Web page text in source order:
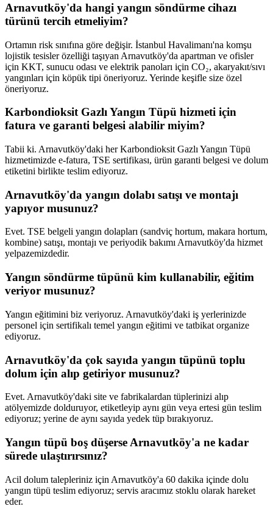
Arnavutköy'da hangi yangın söndürme cihazı
türünü tercih etmeliyim?
Ortamın risk sınıfına göre değişir. İstanbul Havalimanı'na komşu
lojistik tesisler özelliği taşıyan Arnavutköy'da apartman ve ofisler
için KKT, sunucu odası ve elektrik panoları için CO₂, akaryakıt/sıvı
yangınları için köpük tipi öneriyoruz. Yerinde keşifle size özel
öneriyoruz.
Karbondioksit Gazlı Yangın Tüpü hizmeti için
fatura ve garanti belgesi alabilir miyim?
Tabii ki. Arnavutköy'daki her Karbondioksit Gazlı Yangın Tüpü
hizmetimizde e-fatura, TSE sertifikası, ürün garanti belgesi ve dolum
etiketini birlikte teslim ediyoruz.
Arnavutköy'da yangın dolabı satışı ve montajı
yapıyor musunuz?
Evet. TSE belgeli yangın dolapları (sandviç hortum, makara hortum,
kombine) satışı, montajı ve periyodik bakımı Arnavutköy'da hizmet
yelpazemizdedir.
Yangın söndürme tüpünü kim kullanabilir, eğitim
veriyor musunuz?
Yangın eğitimini biz veriyoruz. Arnavutköy'daki iş yerlerinizde
personel için sertifikalı temel yangın eğitimi ve tatbikat organize
ediyoruz.
Arnavutköy'da çok sayıda yangın tüpünü toplu
dolum için alıp getiriyor musunuz?
Evet. Arnavutköy'daki site ve fabrikalardan tüplerinizi alıp
atölyemizde dolduruyor, etiketleyip aynı gün veya ertesi gün teslim
ediyoruz; yerine de aynı sayıda yedek tüp bırakıyoruz.
Yangın tüpü boş düşerse Arnavutköy'a ne kadar
sürede ulaştırırsınız?
Acil dolum talepleriniz için Arnavutköy'a 60 dakika içinde dolu
yangın tüpü teslim ediyoruz; servis aracımız stoklu olarak hareket
eder.